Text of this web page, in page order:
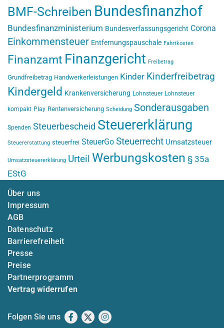
BMF-Schreiben Bundesfinanzhof
Bundesfinanzministerium Bundesverfassungsgericht Corona
Einkommensteuer Entfernungspauschale Fahrtkosten
Finanzamt Finanzgericht Freibetrag
Grundfreibetrag Handwerkerleistungen Kinder Kinderfreibetrag
Kindergeld Krankenversicherung Lohnsteuer Lohnsteuer
kompakt Play Rentenversicherung Scheidung Sonderausgaben
Spenden Steuerbescheid Steuererklärung
Steuererstattung steuerfrei SteuerGo Steuerrecht Umsatzsteuer
Umsatzsteuererklärung Urteil Werbungskosten § 35a
EStG
Über uns
Impressum
AGB
Datenschutz
Barrierefreiheit
Presse
Preise
Partnerprogramm
Vertrag widerrufen
Folgen Sie uns Facebook
X Instagram